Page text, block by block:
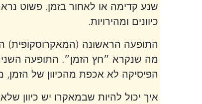
שנע קדימה או לאחור בזמן. פשוט
כיוונים ומהירויות.
התופעה הראשונה (המאקרוסקופית)
מה שנקרא ״חץ הזמן״. התופעה
הפיסיקה לא אכפת מהכיוון של
איך יכול להיות שבמאקרו יש כיוון